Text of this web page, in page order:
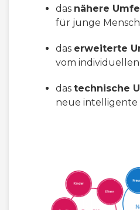
das nähere
für junge
das erweiterte
vom
das technische
neue intelligente